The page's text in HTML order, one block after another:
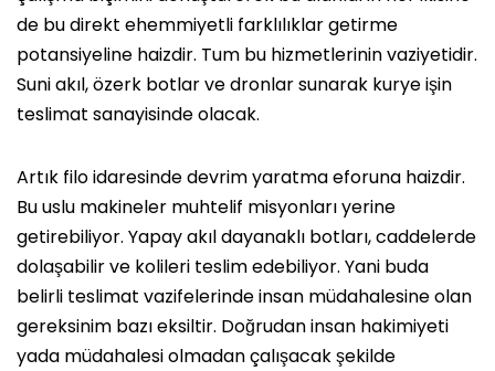
de bu direkt ehemmiyetli farklılıklar getirme
potansiyeline haizdir. Tum bu hizmetlerinin vaziyetidir.
Suni akıl, özerk botlar ve dronlar sunarak kurye işin
teslimat sanayisinde olacak.
Artık filo idaresinde devrim yaratma eforuna haizdir.
Bu uslu makineler muhtelif misyonları yerine
getirebiliyor. Yapay akıl dayanaklı botları, caddelerde
dolaşabilir ve kolileri teslim edebiliyor. Yani buda
belirli teslimat vazifelerinde insan müdahalesine olan
gereksinim bazı eksiltir. Doğrudan insan hakimiyeti
yada müdahalesi olmadan çalışacak şekilde